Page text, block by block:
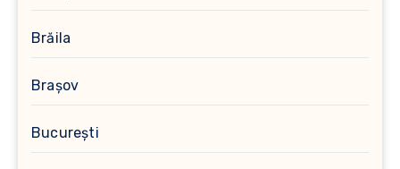
Brăila
Brașov
București